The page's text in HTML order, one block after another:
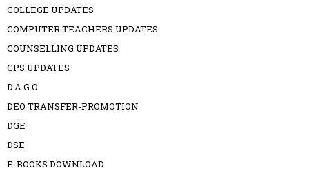
COLLEGE UPDATES
COMPUTER TEACHERS UPDATES
COUNSELLING UPDATES
CPS UPDATES
D.A G.O
DEO TRANSFER-PROMOTION
DGE
DSE
E-BOOKS DOWNLOAD